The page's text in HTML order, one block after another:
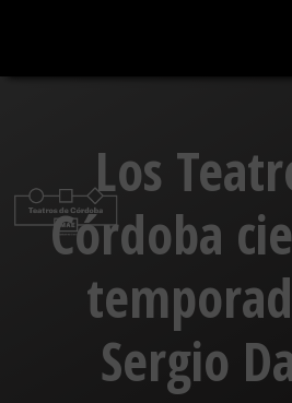
contenido
Los
Córdoba
Sergio